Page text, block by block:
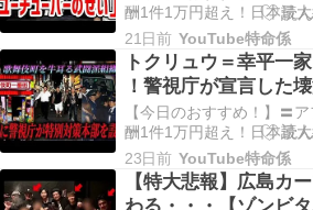
酬1件1万円超え！日本最
ASPインフォカート〓 【
らない！？〓【PR】ムレ
パンツ・食い込み…今日
【PR】40代・50代の本物
日更新！↓ ↓ ↓ ↓ ↓ ↓ ↓ …
21日前 YouTube特命係
トクリュウ＝幸平一
！警視庁が宣言した
を解説
【今日のおすすめ！】〓
酬1件1万円超え！日本最
ASPインフォカート〓 【
らない！？〓【PR】ムレ
パンツ・食い込み…今日
23日前 YouTube特命係
【特大悲報】広島カ
わる・・・【ゾンビ